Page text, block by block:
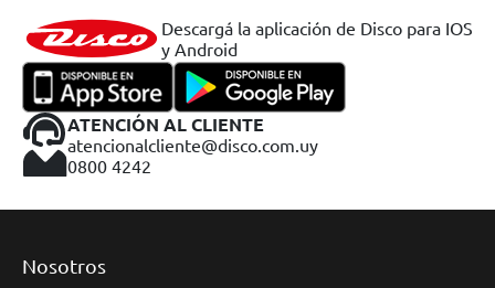
Descargá la aplicación de Disco para IOS
y Android
ATENCIÓN AL CLIENTE
atencionalcliente@disco.com.uy
0800 4242
Nosotros